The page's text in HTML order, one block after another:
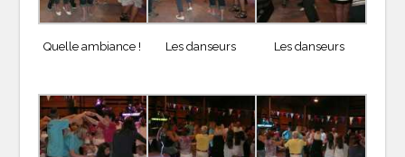
Quelle ambiance ! Les danseurs Les danseurs